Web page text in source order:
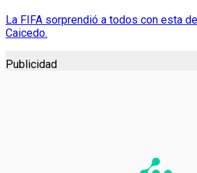
La FIFA sorprendió a todos con esta
Caicedo.
Publicidad